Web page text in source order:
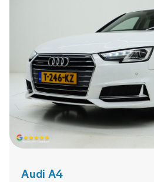
Audi A4